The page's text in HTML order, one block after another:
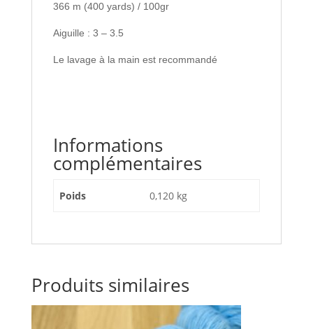
366 m (400 yards) / 100gr
Aiguille : 3 – 3.5
Le lavage à la main est recommandé
Informations
complémentaires
Poids 0,120 kg
Produits similaires